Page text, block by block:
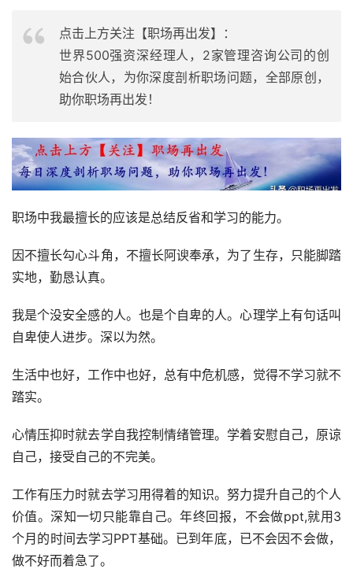
点击上方关注【职场再出发】：
世界500强资深经理人，2家管理咨询公司的创
始合伙人，为你深度剖析职场问题，全部原创，
助你职场再出发！
职场中我最擅长的应该是总结反省和学习的能力。
因不擅长勾心斗角，不擅长阿谀奉承，为了生存，只能脚踏
实地，勤恳认真。
我是个没安全感的人。也是个自卑的人。心理学上有句话叫
自卑使人进步。深以为然。
生活中也好，工作中也好，总有中危机感，觉得不学习就不
踏实。
心情压抑时就去学自我控制情绪管理。学着安慰自己，原谅
自己，接受自己的不完美。
工作有压力时就去学习用得着的知识。努力提升自己的个人
价值。深知一切只能靠自己。年终回报，不会做ppt,就用3
个月的时间去学习PPT基础。已到年底，已不会因不会做，
做不好而着急了。